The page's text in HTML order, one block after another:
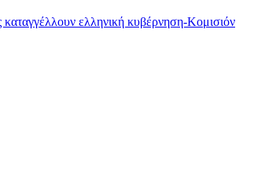
ελληνική κυβέρνηση-Κομισιόν